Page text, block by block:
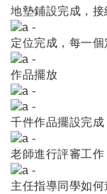
地墊鋪設完成，
定位完成，每一
作品擺放
千件作品擺設完成
老師進行評審工作
主任指導同學如